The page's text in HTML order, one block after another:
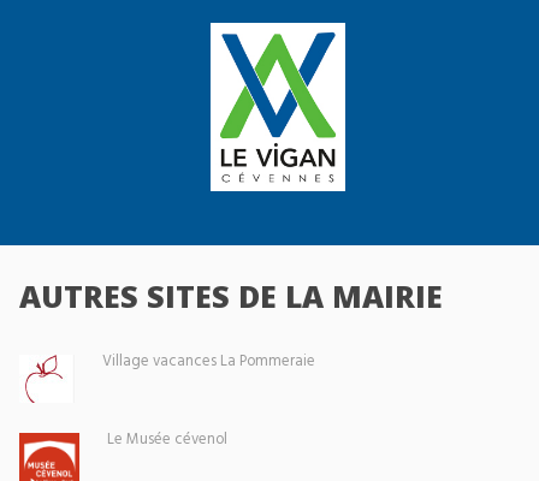
AUTRES SITES DE LA MAIRIE
Village vacances La Pommeraie
Le Musée cévenol